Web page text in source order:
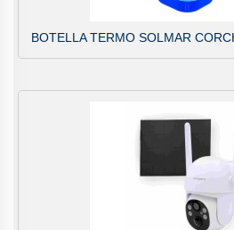
BOTELLA TERMO SOLMAR